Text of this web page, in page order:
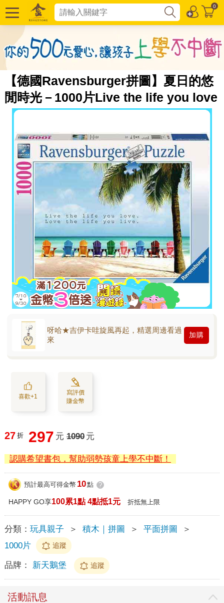
0
【德國Ravensburger拼圖】夏日的悠
閒時光－1000片Live the life you love
呀哈★吉伊卡哇旋風再起，精選周邊看過
來
加購
喜歡+1
寫評價
賺金幣
27 折 297 元 1090 元
認購希望書包，幫助弱勢孩童上學不中斷！
預計最高可得金幣 10點 ?
HAPPY GO享100累1點 4點抵1元 折抵無上限
分類： 玩具親子 ＞ 積木｜拼圖 ＞ 平面拼圖
＞
1000片
追蹤
品牌： 新天鵝堡 追蹤
活動訊息